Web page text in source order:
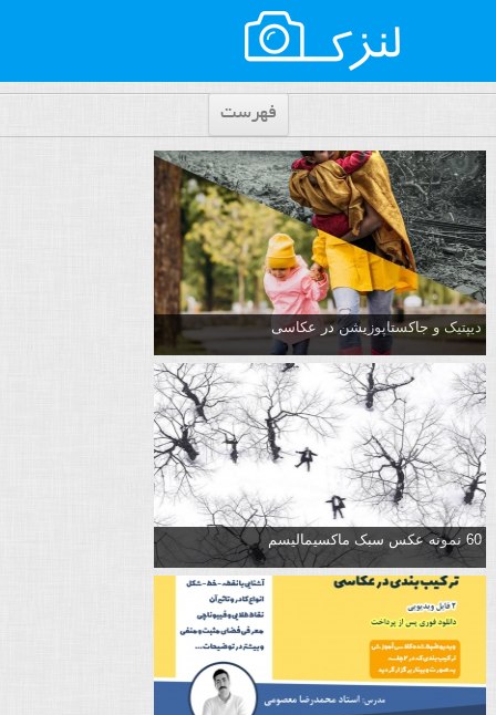
فهرست
دیپتیک و جاکستا‌پوزیشن در عکاسی
60 نمونه عکس سبک ماکسیمالیسم